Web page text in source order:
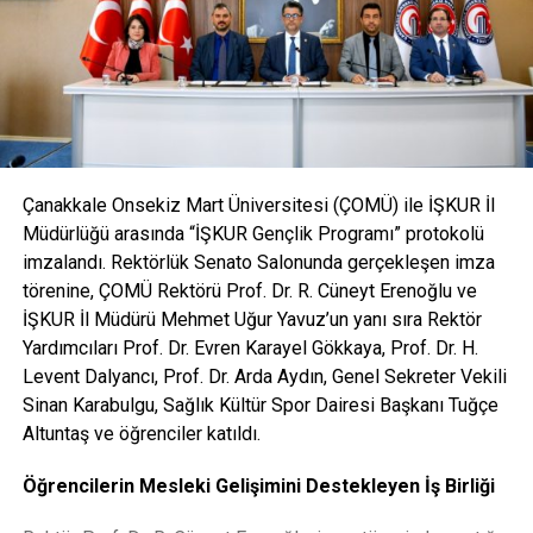
Facebook
Mastodon
EmailShare
İLIŞKILI BAŞLIKLAR:
BIR SONRAKI
Sinema, Dış Politika ve İletişim…
KAÇIRMAYIN
KILIÇDAROĞLU’DAN ERDOĞAN’A JET YANIT?
ve benzeri toplu yaşam alanları haricinde yaşayanlar için
istenmektedir.)
6- İkametinin bulunduğu hane halkına ait (18 yaşını
doldurmuş Aynı hanede ikamet edenlerin) çalıştıkları
yerden barkodlu veya kaşe imzalı Maaş Bordroları ve SGK
Hizmet Dökümü (Yurt ve benzeri toplu yaşam alanları
haricinde yaşayanlar için istenmektedir.)
7- Ticari ve zirai geliri olanların vergi levhaları (E-Devlet)
8- Öğrencinin kendisine ait Ziraat Bankası 18 Mart Şubesi
İban No Belge (Ziraat Bankasının başka şubelerinde
hesapları olan öğrenciler hesaplarını 18 Mart Şubesine
taşımak zorundadırlar)
Çanakkale Onsekiz Mart Üniversitesi (ÇOMÜ) ile İŞKUR İl
Müdürlüğü arasında “İŞKUR Gençlik Programı” protokolü
imzalandı. Rektörlük Senato Salonunda gerçekleşen imza
törenine, ÇOMÜ Rektörü Prof. Dr. R. Cüneyt Erenoğlu ve
İŞKUR İl Müdürü Mehmet Uğur Yavuz’un yanı sıra Rektör
Yardımcıları Prof. Dr. Evren Karayel Gökkaya, Prof. Dr. H.
Levent Dalyancı, Prof. Dr. Arda Aydın, Genel Sekreter Vekili
Sinan Karabulgu, Sağlık Kültür Spor Dairesi Başkanı Tuğçe
Altuntaş ve öğrenciler katıldı.
Öğrencilerin Mesleki Gelişimini Destekleyen İş Birliği